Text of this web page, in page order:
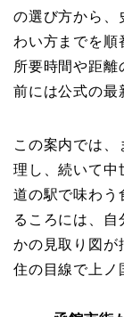
の選び方から、
わい方までを順
所要時間や距離
前には公式の最
この案内では、
理し、続いて中
道の駅で味わう
るころには、自
かの見取り図が
住の目線で上ノ